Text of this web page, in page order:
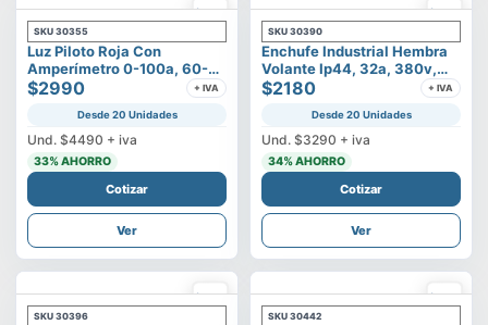
SKU 30355
Luz Piloto Roja Con
Amperímetro 0-100a, 60-
500v
$2990 + IVA
Desde 20 Unidades
Und. $4490 + iva
33% AHORRO
Cotizar
Ver
SKU 30390
Enchufe Industrial Hembra
Volante Ip44, 32a, 380v,
3p+t
$2180 + IVA
Desde 20 Unidades
Und. $3290 + iva
34% AHORRO
Cotizar
Ver
SKU 30396 SKU 30442